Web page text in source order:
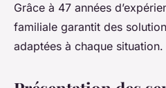
Grâce à 47 années
familiale garantit des
adaptées à chaque situation.